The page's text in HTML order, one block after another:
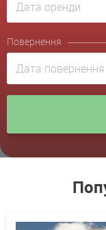
Повернення